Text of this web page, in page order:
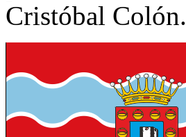
Cristóbal Colón.